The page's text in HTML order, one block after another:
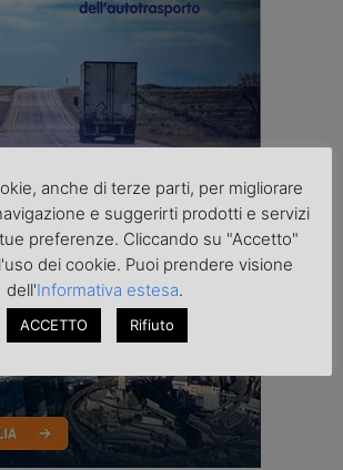
anche di terze parti, per migliorare
e suggerirti prodotti e servizi
preferenze. Cliccando su "Accetto"
dei cookie. Puoi prendere visione
dell'Informativa estesa.
ACCETTO Rifiuto